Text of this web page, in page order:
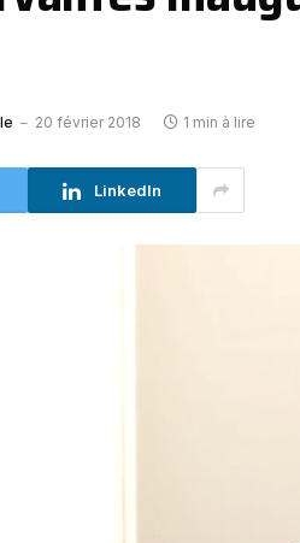
20 février 2018 1 min à lire
LinkedIn